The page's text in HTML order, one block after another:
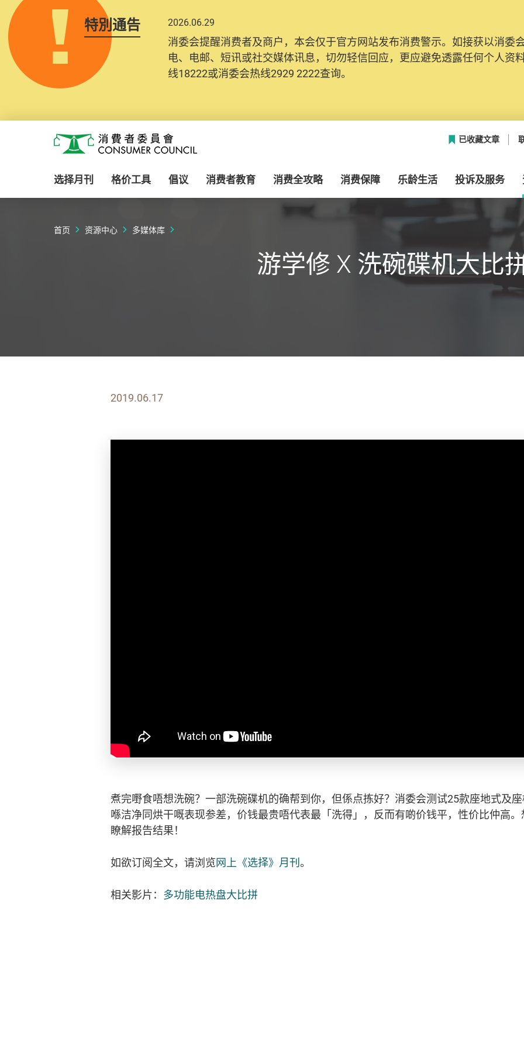
特別通告 2026.06.29
消委会提醒消费者及商户，本会仅于官方网站发布消费警示。如接获以消委
电、电邮、短讯或社交媒体讯息，切勿轻信回应，更应避免透露任何个人资
线18222或消委会热线2929 2222查询。
消费者委员会
已收藏文章
选择月刊 格价工具 倡议 消费者教育 消费全攻略 消费保障 乐龄生活 投诉及服务
首页 资源中心 多媒体库
游学修 X 洗碗碟机大比
2019.06.17
煮完嘢食唔想洗碗？一部洗碗碟机的确帮到你，但係点拣好？消委会测试25款座地式及
喺洁净同烘干嘅表现参差，价钱最贵唔代表最「洗得」，反而有啲价钱平，性价比仲高
瞭解报告结果！
如欲订阅全文，请浏览网上《选择》月刊。
相关影片： 多功能电热盘大比拼